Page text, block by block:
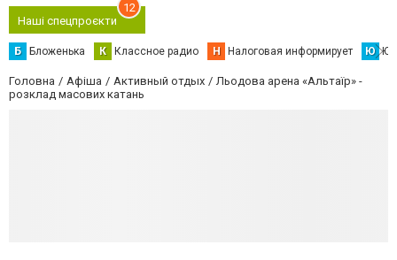
Наші спецпроєкти
12
Б Бложенька К Классное радио Н Налоговая информирует Ю
Головна Афіша Активный отдых
Льодова арена «Альтаїр» -
розклад масових катань